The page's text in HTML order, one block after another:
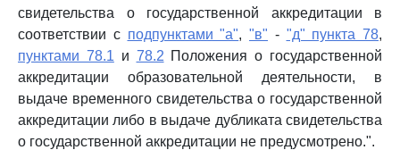
свидетельства о государственной аккредитации в
соответствии с подпунктами "а", "в" - "д" пункта 78,
пунктами 78.1 и 78.2 Положения о государственной
аккредитации образовательной деятельности, в
выдаче временного свидетельства о государственной
аккредитации либо в выдаче дубликата свидетельства
о государственной аккредитации не предусмотрено.".